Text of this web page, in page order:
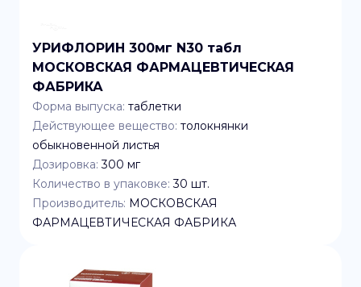
УРИФЛОРИН 300мг N30 табл
МОСКОВСКАЯ ФАРМАЦЕВТИЧЕСКАЯ
ФАБРИКА
Форма выпуска: таблетки
Действующее вещество: толокнянки
обыкновенной листья
Дозировка: 300 мг
Количество в упаковке: 30 шт.
Производитель: МОСКОВСКАЯ
ФАРМАЦЕВТИЧЕСКАЯ ФАБРИКА